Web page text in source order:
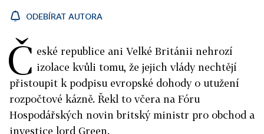
ODEBÍRAT AUTORA
Č eské republice ani Velké Británii nehrozí
izolace kvůli tomu, že jejich vlády nechtějí
přistoupit k podpisu evropské dohody o utužení
rozpočtové kázně. Řekl to včera na Fóru
Hospodářských novin britský ministr pro obchod a
investice lord Green.